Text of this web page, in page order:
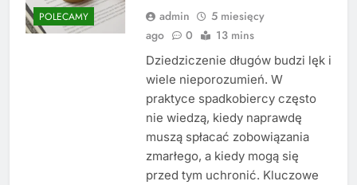
POLECAMY admin
5 miesięcy
ago
0 13 mins
Dziedziczenie długów budzi lęk i
wiele nieporozumień. W
praktyce spadkobiercy często
nie wiedzą, kiedy naprawdę
muszą spłacać zobowiązania
zmarłego, a kiedy mogą się
przed tym uchronić. Kluczowe